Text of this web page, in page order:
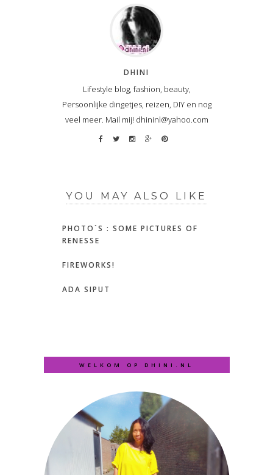
DHINI
Lifestyle blog, fashion, beauty,
Persoonlijke dingetjes, reizen, DIY en nog
veel meer. Mail mij! dhininl@yahoo.com
YOU MAY ALSO LIKE
PHOTO`S : SOME PICTURES OF
RENESSE
FIREWORKS!
ADA SIPUT
WELKOM OP DHINI.NL